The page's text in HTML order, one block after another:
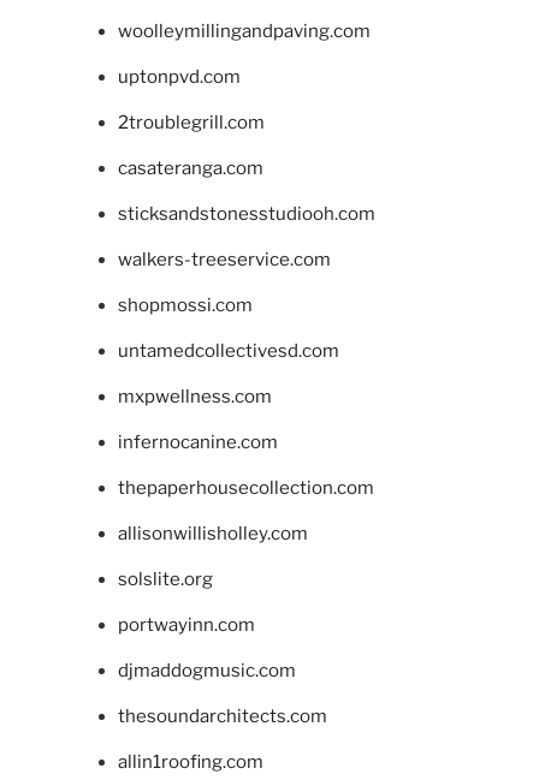
woolleymillingandpaving.com
uptonpvd.com
2troublegrill.com
casateranga.com
sticksandstonesstudiooh.com
walkers-treeservice.com
shopmossi.com
untamedcollectivesd.com
mxpwellness.com
infernocanine.com
thepaperhousecollection.com
allisonwillisholley.com
solslite.org
portwayinn.com
djmaddogmusic.com
thesoundarchitects.com
allin1roofing.com